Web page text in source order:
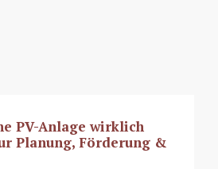
PV-Anlage wirklich
Planung, Förderung &